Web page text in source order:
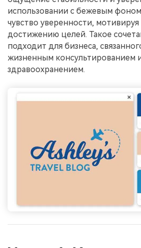
использовании с бежевым
чувство уверенности,
достижению целей. Такое
подходит для бизнеса,
жизненным консультированием
здравоохранением.